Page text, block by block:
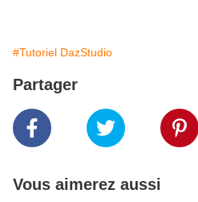
#Tutoriel DazStudio
Partager
Vous aimerez aussi